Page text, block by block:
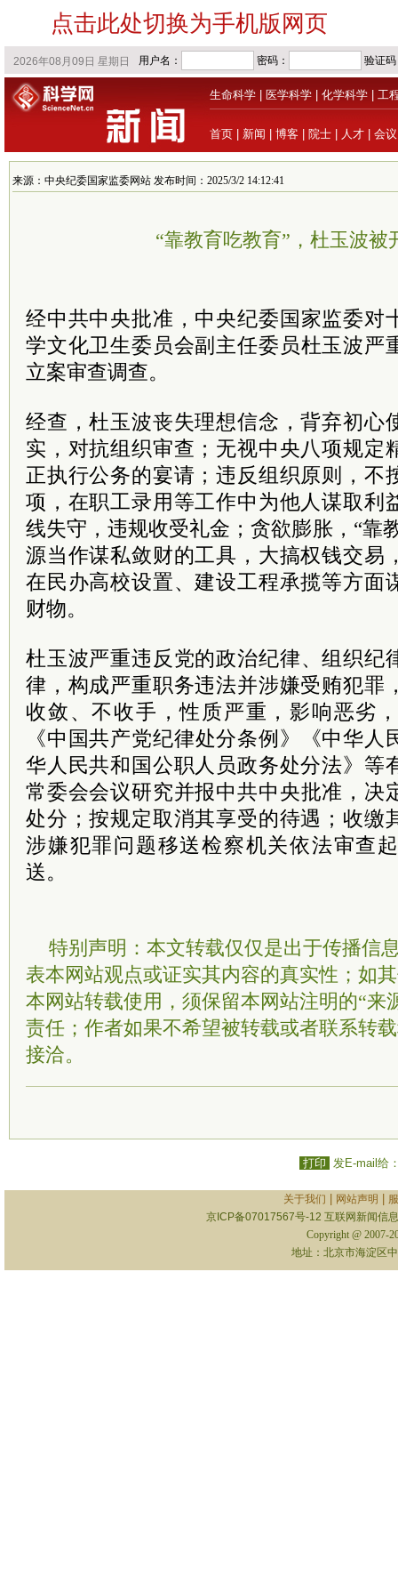
点击此处切换为手机版网页
生命科学 医学科学 化学科学 工
首页 新闻 博客 院士 人才 会议
来源：中央纪委国家监委网站 发布时间：2025/3/2 14:12:41
“靠教育吃教育”，杜玉波被
经中共中央批准，中央纪委国家监委对
学文化卫生委员会副主任委员杜玉波严
立案审查调查。
经查，杜玉波丧失理想信念，背弃初心
实，对抗组织审查；无视中央八项规定
正执行公务的宴请；违反组织原则，不
项，在职工录用等工作中为他人谋取利
线失守，违规收受礼金；贪欲膨胀，“靠
源当作谋私敛财的工具，大搞权钱交易
在民办高校设置、建设工程承揽等方面
财物。
杜玉波严重违反党的政治纪律、组织纪
律，构成严重职务违法并涉嫌受贿犯罪
收敛、不收手，性质严重，影响恶劣
《中国共产党纪律处分条例》《中华人
华人民共和国公职人员政务处分法》等
常委会会议研究并报中共中央批准，决
处分；按规定取消其享受的待遇；收缴
涉嫌犯罪问题移送检察机关依法审查
送。
特别声明：本文转载仅仅是出于传播信
表本网站观点或证实其内容的真实性；如
本网站转载使用，须保留本网站注明的“来
责任；作者如果不希望被转载或者联系转
接洽。
打印 发E-mail给
关于我们 网站声明
京ICP备07017567号-12 互联网新闻信
Copyright @ 2007-
地址：北京市海淀区